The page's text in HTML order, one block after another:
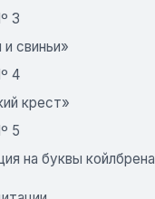
3
свиньи»
4
крест»
5
на буквы койлбрена